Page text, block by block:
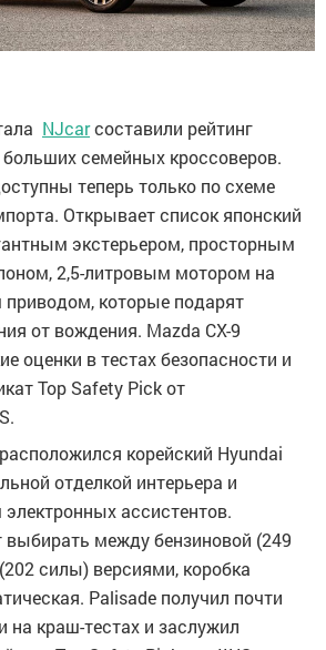
NJcarсоставили рейтинг
семейных кроссоверов.
теперь только по схеме
Открывает список японский
экстерьером, просторным
2,5-литровым мотором на
которые подарят
от вождения. Mazda CX-9
оценки в тестах безопасности и
Top Safety Pick от
корейский Hyundai
отделкой интерьера и
ассистентов.
выбирать между бензиновой (249
силы) версиями, коробка
Palisade получил почти
на краш-тестах и заслужил